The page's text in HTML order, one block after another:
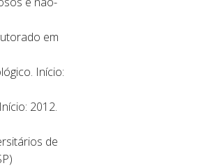
em
Início:
2012.
de